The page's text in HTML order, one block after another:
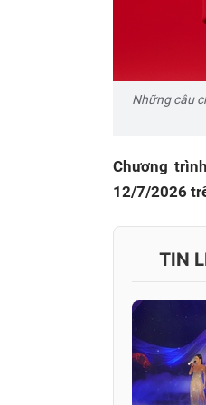
Những câu
Chương
12/7/2026
TIN